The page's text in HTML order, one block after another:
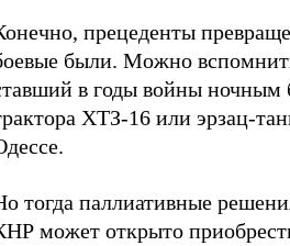
прецеденты
были. Можно
в годы войны
ХТЗ-16 или эрзац-
тогда паллиативные
может открыто